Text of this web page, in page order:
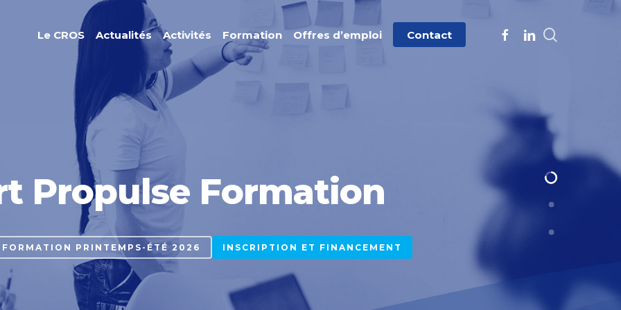
Le CROS Actualités Activités Formation Offres d’emploi Contact facebook
linkedin
e r d
x